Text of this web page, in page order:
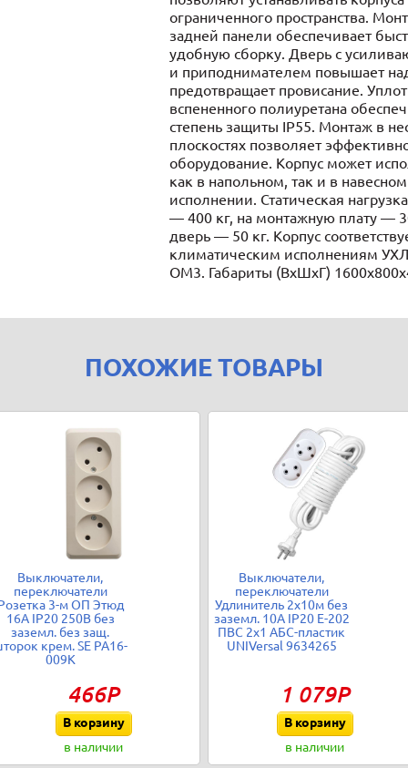
ограниченного пространства.
задней панели обеспечивает
удобную сборку. Дверь с
и приподнимателем повышает
предотвращает провисание.
вспененного полиуретана
степень защиты IP55. Монтаж в
плоскостях позволяет
оборудование. Корпус может
как в напольном, так и в навесном
исполнении. Статическая
— 400 кг, на монтажную плату —
дверь — 50 кг. Корпус
климатическим исполнениям
ОМ3. Габариты (ВхШхГ)
ПОХОЖИЕ ТОВАРЫ
Выключатели,
переключатели
3-м ОП Этюд
16А IP20 250В без
заземл. без защ.
крем. SE PA16-
009K
466Р
В корзину
в наличии
Выключатели,
переключатели
Удлинитель 2х10м без
заземл. 10А IP20 Е-202
ПВС 2х1 АБС-пластик
UNIVersal 9634265
1 079Р
В корзину
в наличии